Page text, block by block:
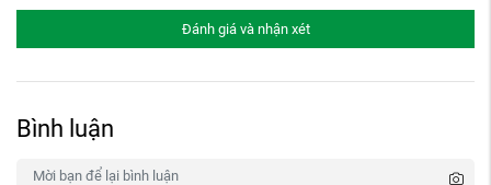
Đánh giá và nhận xét
Bình luận